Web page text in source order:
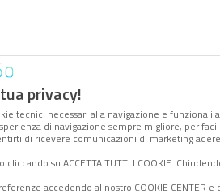
privacy!
tecnici necessari alla navigazione e funzionali
di navigazione sempre migliore, per
di ricevere comunicazioni di marketing
su ACCETTA TUTTI I COOKIE.
accedendo al nostro COOKIE CENTER